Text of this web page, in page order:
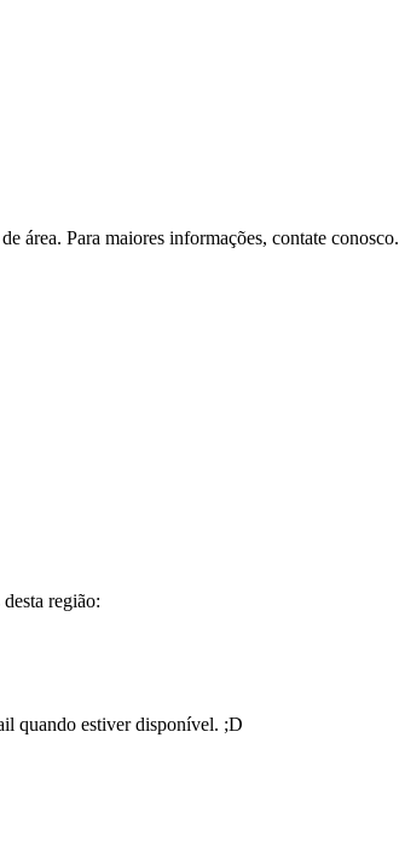
área. Para maiores informações, contate conosco.
região:
quando estiver disponível. ;D